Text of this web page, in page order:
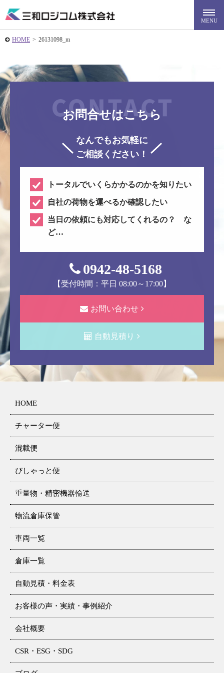
HOME > 26131098_m
お問合せはこちら
なんでもお気軽に
ご相談ください！
トータルでいくらかかるのかを知りたい
自社の荷物を運べるか確認したい
当日の依頼にも対応してくれるの？ な
ど…
0942-48-5168
【受付時間：平日 08:00～17:00】
お問い合わせ
自動見積り
HOME
チャーター便
混載便
ぴしゃっと便
重量物・精密機器輸送
物流倉庫保管
車両一覧
倉庫一覧
自動見積・料金表
お客様の声・実績・事例紹介
会社概要
CSR・ESG・SDG